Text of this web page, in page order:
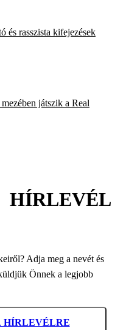
rasszista kifejezések
játszik a Real
HÍRLEVÉL
Adja meg a nevét és
Önnek a legjobb
HÍRLEVÉLRE